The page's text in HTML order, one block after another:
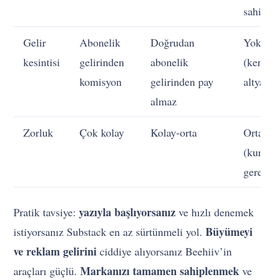
Gelir
kesintisi
Abonelik
gelirinden
komisyon
Doğrudan
abonelik
gelirinden pay
almaz
Yok
(kendi
Zorluk Çok kolay Kolay-orta
Orta
Pratik tavsiye:yazıyla başlıyorsanız ve hızlı denemek
istiyorsanız Substack en az sürtünmeli yol.Büyümeyi
ve reklam gelirini ciddiye alıyorsanız Beehiiv’in
araçları güçlü.Markanızı tamamen sahiplenmek ve